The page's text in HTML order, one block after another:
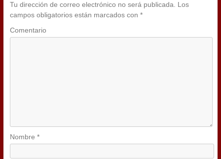
Tu dirección de correo electrónico no será publicada.
Los
campos obligatorios están marcados con *
Comentario
Nombre *